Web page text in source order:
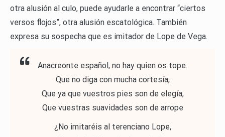
otra alusión al culo, puede ayudarle a encontrar “ciertos
versos flojos”, otra alusión escatológica. También
expresa su sospecha que es imitador de Lope de Vega.
Anacreonte español, no hay quien os tope.
Que no diga con mucha cortesía,
Que ya que vuestros pies son de elegía,
Que vuestras suavidades son de arrope
¿No imitaréis al terenciano Lope,